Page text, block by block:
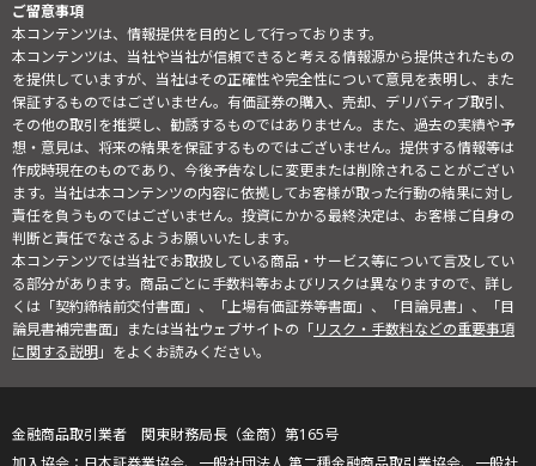
ご留意事項
本コンテンツは、情報提供を目的として行っております。
本コンテンツは、当社や当社が信頼できると考える情報源から提供されたもの
を提供していますが、当社はその正確性や完全性について意見を表明し、また
保証するものではございません。有価証券の購入、売却、デリバティブ取引、
その他の取引を推奨し、勧誘するものではありません。また、過去の実績や予
想・意見は、将来の結果を保証するものではございません。提供する情報等は
作成時現在のものであり、今後予告なしに変更または削除されることがござい
ます。当社は本コンテンツの内容に依拠してお客様が取った行動の結果に対し
責任を負うものではございません。投資にかかる最終決定は、お客様ご自身の
判断と責任でなさるようお願いいたします。
本コンテンツでは当社でお取扱している商品・サービス等について言及してい
る部分があります。商品ごとに手数料等およびリスクは異なりますので、詳し
くは「契約締結前交付書面」、「上場有価証券等書面」、「目論見書」、「目
論見書補完書面」または当社ウェブサイトの「リスク・手数料などの重要事項
に関する説明」をよくお読みください。
金融商品取引業者 関東財務局長（金商）第165号